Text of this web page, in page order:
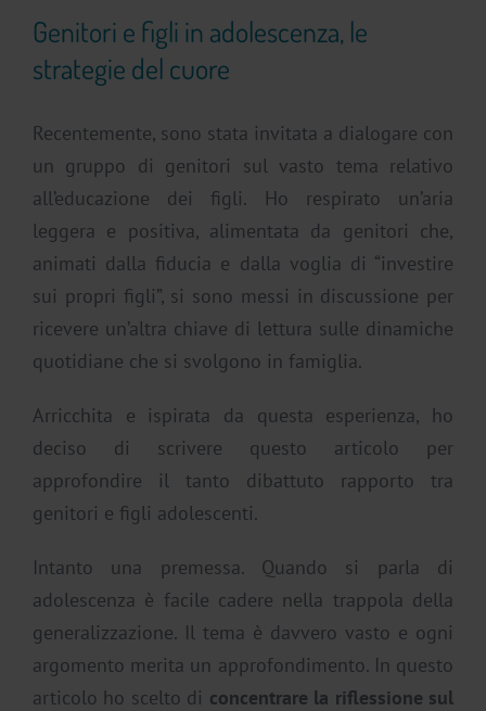
Genitori e figli in adolescenza, le
strategie del cuore
Recentemente, sono stata invitata a dialogare con
un gruppo di genitori sul vasto tema relativo
all’educazione dei figli. Ho respirato un’aria
leggera e positiva, alimentata da genitori che,
animati dalla fiducia e dalla voglia di “investire
sui propri figli”, si sono messi in discussione per
ricevere un’altra chiave di lettura sulle dinamiche
quotidiane che si svolgono in famiglia.
Arricchita e ispirata da questa esperienza, ho
deciso di scrivere questo articolo per
approfondire il tanto dibattuto rapporto tra
genitori e figli adolescenti.
Intanto una premessa. Quando si parla di
adolescenza è facile cadere nella trappola della
generalizzazione. Il tema è davvero vasto e ogni
argomento merita un approfondimento. In questo
articolo ho scelto di concentrare la riflessione sul